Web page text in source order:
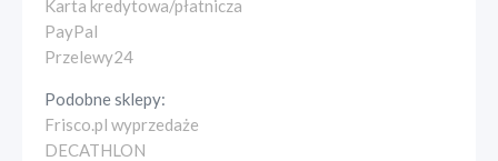
Karta kredytowa/płatnicza
PayPal
Przelewy24
Podobne sklepy:
Frisco.pl wyprzedaże
DECATHLON